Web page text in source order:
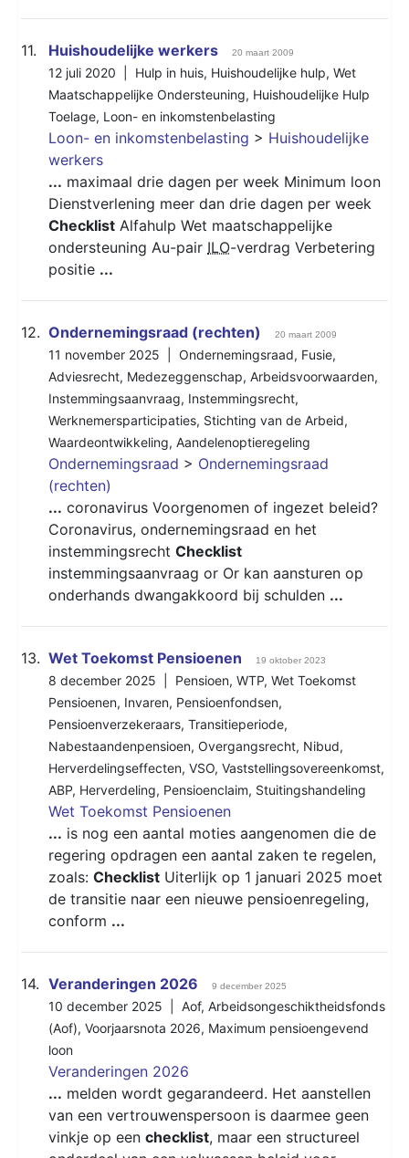
11. Huishoudelijke werkers 20 maart 2009
12 juli 2020 | Hulp in huis, Huishoudelijke hulp, Wet
Maatschappelijke Ondersteuning, Huishoudelijke Hulp
Toelage, Loon- en inkomstenbelasting
Loon- en inkomstenbelasting > Huishoudelijke
werkers
... maximaal drie dagen per week Minimum loon
Dienstverlening meer dan drie dagen per week
Checklist Alfahulp Wet maatschappelijke
ondersteuning Au-pair ILO-verdrag Verbetering
positie ...
12. Ondernemingsraad (rechten) 20 maart 2009
11 november 2025 | Ondernemingsraad, Fusie,
Adviesrecht, Medezeggenschap, Arbeidsvoorwaarden,
Instemmingsaanvraag, Instemmingsrecht,
Werknemersparticipaties, Stichting van de Arbeid,
Waardeontwikkeling, Aandelenoptieregeling
Ondernemingsraad > Ondernemingsraad
(rechten)
... coronavirus Voorgenomen of ingezet beleid?
Coronavirus, ondernemingsraad en het
instemmingsrecht Checklist
instemmingsaanvraag or Or kan aansturen op
onderhands dwangakkoord bij schulden ...
13. Wet Toekomst Pensioenen 19 oktober 2023
8 december 2025 | Pensioen, WTP, Wet Toekomst
Pensioenen, Invaren, Pensioenfondsen,
Pensioenverzekeraars, Transitieperiode,
Nabestaandenpensioen, Overgangsrecht, Nibud,
Herverdelingseffecten, VSO, Vaststellingsovereenkomst,
ABP, Herverdeling, Pensioenclaim, Stuitingshandeling
Wet Toekomst Pensioenen
... is nog een aantal moties aangenomen die de
regering opdragen een aantal zaken te regelen,
zoals: Checklist Uiterlijk op 1 januari 2025 moet
de transitie naar een nieuwe pensioenregeling,
conform ...
14. Veranderingen 2026 9 december 2025
10 december 2025 | Aof, Arbeidsongeschiktheidsfonds
(Aof), Voorjaarsnota 2026, Maximum pensioengevend
loon
Veranderingen 2026
... melden wordt gegarandeerd. Het aanstellen
van een vertrouwenspersoon is daarmee geen
vinkje op een checklist, maar een structureel